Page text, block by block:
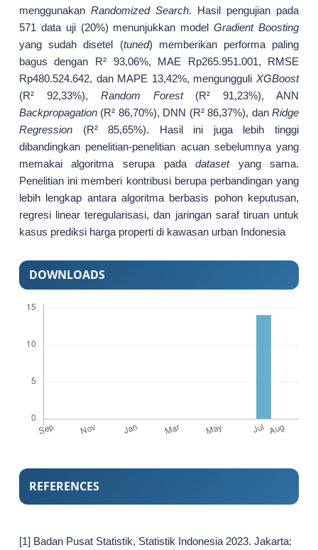
menggunakan Randomized Search. Hasil pengujian pada
571 data uji (20%) menunjukkan modelGradient Boosting
yang sudah disetel (tuned) memberikan performa paling
bagus dengan R² 93,06%, MAE Rp265.951.001, RMSE
Rp480.524.642, dan MAPE 13,42%, mengungguliXGBoost
(R² 92,33%), Random Forest(R² 91,23%), ANN
Backpropagation(R² 86,70%), DNN (R² 86,37%), danRidge
Regression(R² 85,65%). Hasil ini juga lebih tinggi
dibandingkan penelitian-penelitian acuan sebelumnya yang
memakai algoritma serupa padadatasetyang sama.
Penelitian ini memberi kontribusi berupa perbandingan yang
lebih lengkap antara algoritma berbasis pohon keputusan,
regresi linear teregularisasi, dan jaringan saraf tiruan untuk
kasus prediksi harga properti di kawasan urban Indonesia
DOWNLOADS
REFERENCES
[1] Badan Pusat Statistik, Statistik Indonesia 2023. Jakarta: